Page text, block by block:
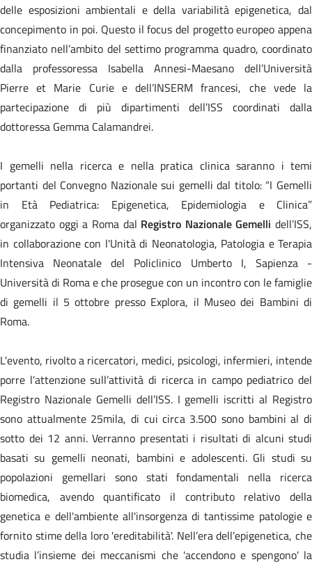
delle esposizioni ambientali e della variabilità epigenetica, dal
concepimento in poi. Questo il focus del progetto europeo appena
finanziato nell’ambito del settimo programma quadro, coordinato
dalla professoressa Isabella Annesi-Maesano dell’Università
Pierre et Marie Curie e dell’INSERM francesi, che vede la
partecipazione di più dipartimenti dell’ISS coordinati dalla
dottoressa Gemma Calamandrei.
I gemelli nella ricerca e nella pratica clinica saranno i temi
portanti del Convegno Nazionale sui gemelli dal titolo: “I Gemelli
in Età Pediatrica: Epigenetica, Epidemiologia e Clinica”
organizzato oggi a Roma dal Registro Nazionale Gemelli dell’ISS,
in collaborazione con l'Unità di Neonatologia, Patologia e Terapia
Intensiva Neonatale del Policlinico Umberto I, Sapienza -
Università di Roma e che prosegue con un incontro con le famiglie
di gemelli il 5 ottobre presso Explora, il Museo dei Bambini di
Roma.
L'evento, rivolto a ricercatori, medici, psicologi, infermieri, intende
porre l’attenzione sull’attività di ricerca in campo pediatrico del
Registro Nazionale Gemelli dell’ISS. I gemelli iscritti al Registro
sono attualmente 25mila, di cui circa 3.500 sono bambini al di
sotto dei 12 anni. Verranno presentati i risultati di alcuni studi
basati su gemelli neonati, bambini e adolescenti. Gli studi su
popolazioni gemellari sono stati fondamentali nella ricerca
biomedica, avendo quantificato il contributo relativo della
genetica e dell'ambiente all'insorgenza di tantissime patologie e
fornito stime della loro 'ereditabilità'. Nell’era dell’epigenetica, che
studia l’insieme dei meccanismi che 'accendono e spengono' la